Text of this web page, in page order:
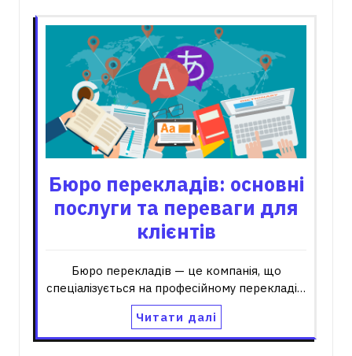
Бюро перекладів: основні
послуги та переваги для
клієнтів
Бюро перекладів — це компанія, що
спеціалізується на професійному перекладі…
Читати далі